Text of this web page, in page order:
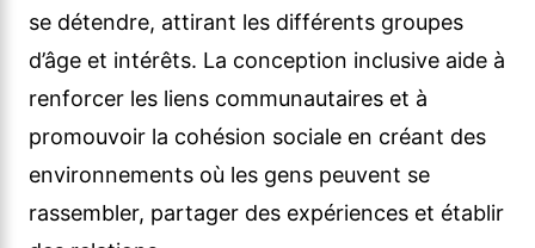
se détendre, attirant les différents groupes
d’âge et intérêts. La conception inclusive aide à
renforcer les liens communautaires et à
promouvoir la cohésion sociale en créant des
environnements où les gens peuvent se
rassembler, partager des expériences et établir